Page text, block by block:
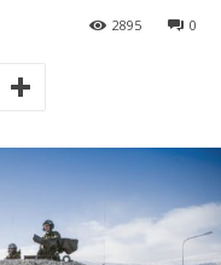
0
2895